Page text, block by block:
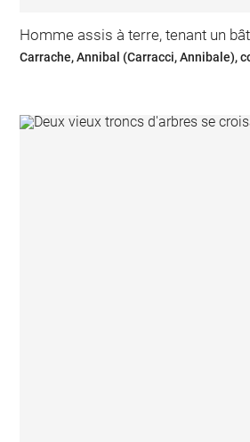
Homme assis à terre, tenant un